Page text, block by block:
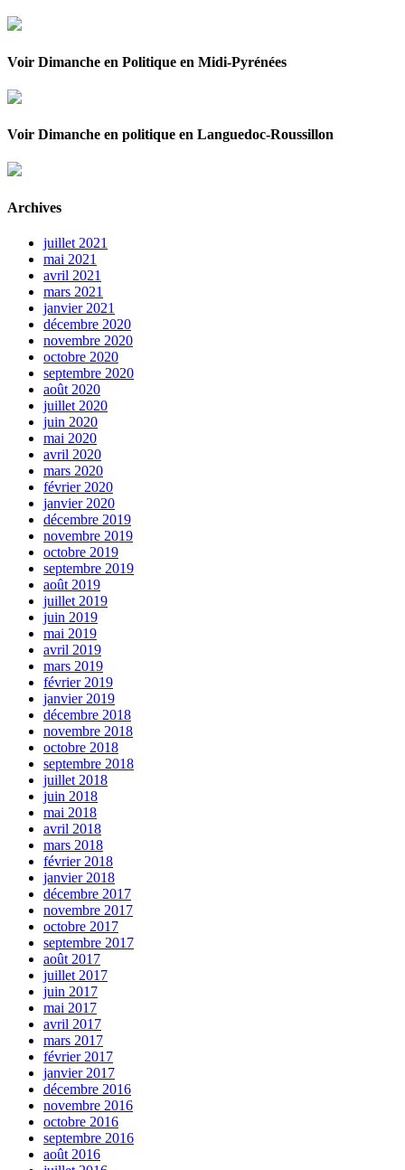
Voir Dimanche en Politique en Midi-Pyrénées
Voir Dimanche en politique en Languedoc-Roussillon
Archives
juillet 2021
mai 2021
avril 2021
mars 2021
janvier 2021
décembre 2020
novembre 2020
octobre 2020
septembre 2020
août 2020
juillet 2020
juin 2020
mai 2020
avril 2020
mars 2020
février 2020
janvier 2020
décembre 2019
novembre 2019
octobre 2019
septembre 2019
août 2019
juillet 2019
juin 2019
mai 2019
avril 2019
mars 2019
février 2019
janvier 2019
décembre 2018
novembre 2018
octobre 2018
septembre 2018
juillet 2018
juin 2018
mai 2018
avril 2018
mars 2018
février 2018
janvier 2018
décembre 2017
novembre 2017
octobre 2017
septembre 2017
août 2017
juillet 2017
juin 2017
mai 2017
avril 2017
mars 2017
février 2017
janvier 2017
décembre 2016
novembre 2016
octobre 2016
septembre 2016
août 2016